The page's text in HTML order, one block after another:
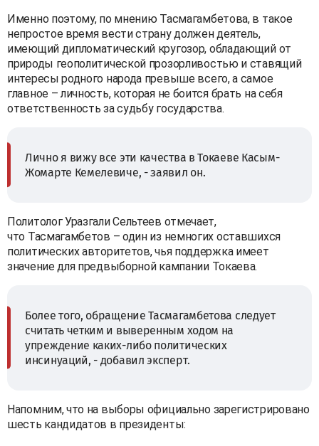
Именно поэтому, по мнению Тасмагамбетова, в такое
непростое время вести страну должен деятель,
имеющий дипломатический кругозор, обладающий от
природы геополитической прозорливостью и ставящий
интересы родного народа превыше всего, а самое
главное – личность, которая не боится брать на себя
ответственность за судьбу государства.
Лично я вижу все эти качества в Токаеве Касым-
Жомарте Кемелевиче, - заявил он.
Политолог Уразгали Сельтеев отмечает,
что Тасмагамбетов – один из немногих оставшихся
политических авторитетов, чья поддержка имеет
значение для предвыборной кампании Токаева.
Более того, обращение Тасмагамбетова следует
считать четким и выверенным ходом на
упреждение каких-либо политических
инсинуаций, - добавил эксперт.
Напомним, что на выборы официально зарегистрировано
шесть кандидатов в президенты: